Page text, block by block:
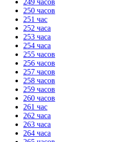
250 часов
251 час
252 часа
253 часа
254 часа
255 часов
256 часов
257 часов
258 часов
259 часов
260 часов
261 час
262 часа
263 часа
264 часа